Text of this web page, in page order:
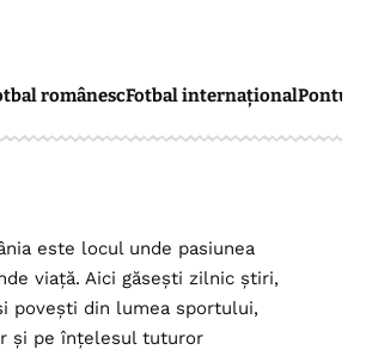
românescFotbal internaționalPontul
este locul unde pasiunea
viață. Aici găsești zilnic știri,
povești din lumea sportului,
și pe înțelesul tuturor